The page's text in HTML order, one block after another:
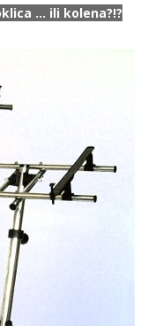
... ili kolena?!?